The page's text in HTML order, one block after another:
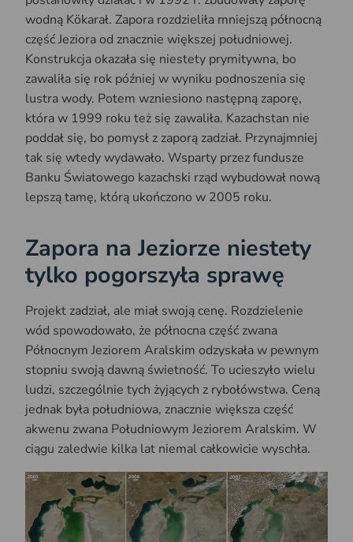
wodną Kökarał. Zapora rozdzieliła mniejszą północną
część Jeziora od znacznie większej południowej.
Konstrukcja okazała się niestety prymitywna, bo
zawaliła się rok później w wyniku podnoszenia się
lustra wody. Potem wzniesiono następną zaporę,
która w 1999 roku też się zawaliła. Kazachstan nie
poddał się, bo pomysł z zaporą zadział. Przynajmniej
tak się wtedy wydawało. Wsparty przez fundusze
Banku Światowego kazachski rząd wybudował nową
lepszą tamę, którą ukończono w 2005 roku.
Zapora na Jeziorze niestety
tylko pogorszyła sprawę
Projekt zadział, ale miał swoją cenę. Rozdzielenie
wód spowodowało, że północna część zwana
Północnym Jeziorem Aralskim odzyskała w pewnym
stopniu swoją dawną świetność. To ucieszyło wielu
ludzi, szczególnie tych żyjących z rybołówstwa. Ceną
jednak była południowa, znacznie większa część
akwenu zwana Południowym Jeziorem Aralskim. W
ciągu zaledwie kilka lat niemal całkowicie wyschła.